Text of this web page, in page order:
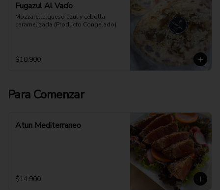
Fugazul Al Vacío
Mozzarella,queso azul y cebolla
caramelizada (Producto Congelado)
$10.900
Para Comenzar
Atun Mediterraneo
$14.900